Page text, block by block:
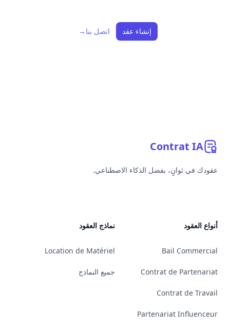
إنشاء عقد اتصل بنا →
Contrat IA
عقودك في ثوانٍ، بفضل الذكاء الاصطناعي.
أنواع العقود
Bail Commercial
Contrat de Partenariat
Contrat de Travail
Partenariat Influenceur
نماذج العقود
Location de Matériel
جميع النماذج